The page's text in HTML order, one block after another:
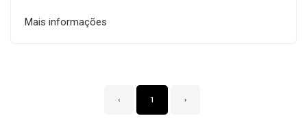
Mais informações
‹ 1 ›